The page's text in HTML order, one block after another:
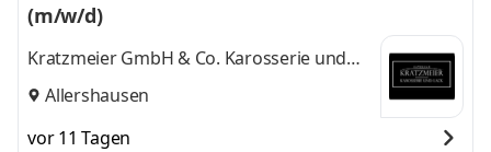
(m/w/d)
Kratzmeier GmbH & Co. Karosserie und
Lack KG
Allershausen
vor 11 Tagen